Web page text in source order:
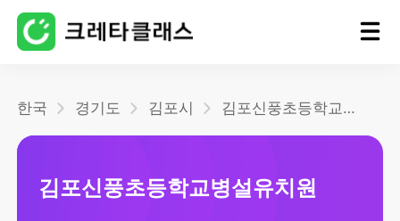
한국 경기도 김포시 김포신풍초등학교병설유치원
김포신풍초등학교병설유치원